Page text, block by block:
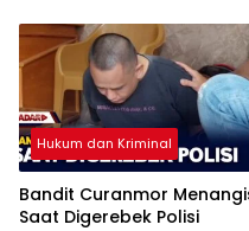
Hukum dan Kriminal
Bandit Curanmor
Saat Digerebek Polisi